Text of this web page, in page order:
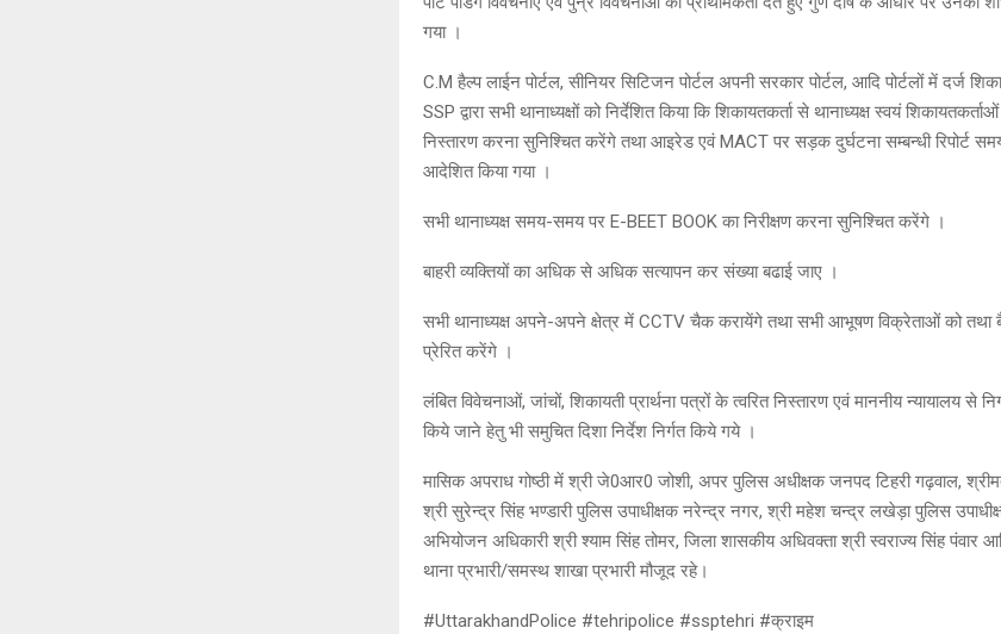
गया ।
C.M हैल्प लाईन पोर्टल, सीनियर सिटिजन पोर्टल अपनी सरकार पोर्टल, आदि पोर्टलों में दर्ज
SSP द्वारा सभी थानाध्यक्षों को निर्देशित किया कि शिकायतकर्ता से थानाध्यक्ष स्वयं
निस्तारण करना सुनिश्चित करेंगे तथा आइरेड एवं MACT पर सड़क दुर्घटना सम्बन्धी रिपोर्ट
आदेशित किया गया ।
सभी थानाध्यक्ष समय-समय पर E-BEET BOOK का निरीक्षण करना सुनिश्चित करेंगे ।
बाहरी व्यक्तियों का अधिक से अधिक सत्यापन कर संख्या बढाई जाए ।
सभी थानाध्यक्ष अपने-अपने क्षेत्र में CCTV चैक करायेंगे तथा सभी आभूषण विक्रेताओं को तथा
प्रेरित करेंगे ।
लंबित विवेचनाओं, जांचों, शिकायती प्रार्थना पत्रों के त्वरित निस्तारण एवं माननीय न्यायालय से
किये जाने हेतु भी समुचित दिशा निर्देश निर्गत किये गये ।
मासिक अपराध गोष्ठी में श्री जे0आर0 जोशी, अपर पुलिस अधीक्षक जनपद टिहरी गढ़वाल,
श्री सुरेन्द्र सिंह भण्डारी पुलिस उपाधीक्षक नरेन्द्र नगर, श्री महेश चन्द्र लखेड़ा पुलिस
अभियोजन अधिकारी श्री श्याम सिंह तोमर, जिला शासकीय अधिवक्ता श्री स्वराज्य सिंह
थाना प्रभारी/समस्थ शाखा प्रभारी मौजूद रहे।
#UttarakhandPolice #tehripolice #ssptehri #क्राइम